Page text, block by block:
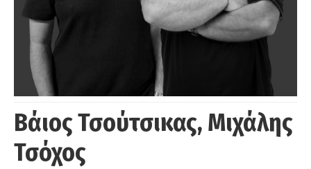
Βάιος Τσούτσικας, Μιχάλης
Τσόχος